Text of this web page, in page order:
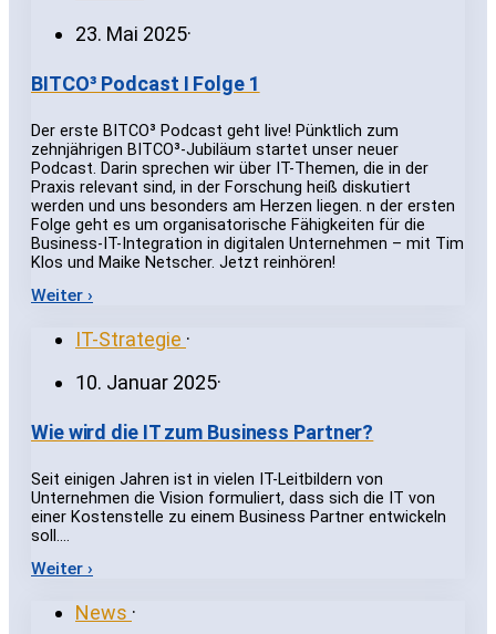
23. Mai 2025·
BITCO³ Podcast I Folge 1
Der erste BITCO³ Podcast geht live! Pünktlich zum
zehnjährigen BITCO³-Jubiläum startet unser neuer
Podcast. Darin sprechen wir über IT-Themen, die in der
Praxis relevant sind, in der Forschung heiß diskutiert
werden und uns besonders am Herzen liegen. n der ersten
Folge geht es um organisatorische Fähigkeiten für die
Business-IT-Integration in digitalen Unternehmen – mit Tim
Klos und Maike Netscher. Jetzt reinhören!
Weiter ›
IT-Strategie ·
10. Januar 2025·
Wie wird die IT zum Business Partner?
Seit einigen Jahren ist in vielen IT-Leitbildern von
Unternehmen die Vision formuliert, dass sich die IT von
einer Kostenstelle zu einem Business Partner entwickeln
soll.…
Weiter ›
News ·